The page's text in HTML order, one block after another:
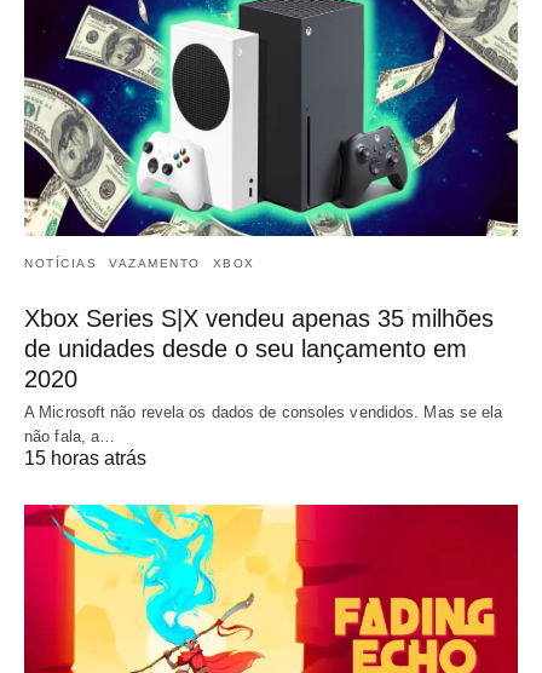
NOTÍCIAS VAZAMENTO XBOX
Xbox Series S|X vendeu apenas 35 milhões
de unidades desde o seu lançamento em
2020
A Microsoft não revela os dados de consoles vendidos. Mas se ela
não fala, a…
15 horas atrás